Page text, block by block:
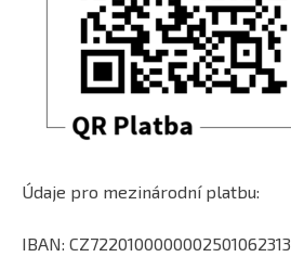
Údaje pro mezinárodní platbu:
IBAN: CZ7220100000002501062313